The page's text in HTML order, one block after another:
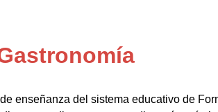
enseñanza del sistema educativo de